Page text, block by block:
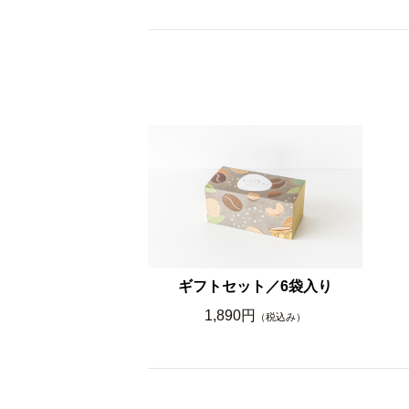
ギフトセット／6袋入り
1,890円
（税込み）